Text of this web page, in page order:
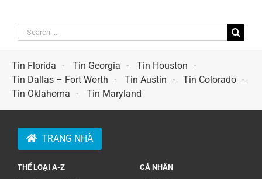
Search
for:
Tin Florida
Tin Georgia
Tin Houston
Tin Dallas – Fort Worth
Tin Austin
Tin Colorado
Tin Oklahoma
Tin Maryland
TRANG NHÀ
THỂ LOẠI A-Z CÁ NHÂN